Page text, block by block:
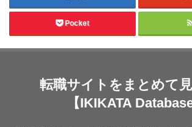
Pocket
転職サイトをまとめて
【IKIKATA Database